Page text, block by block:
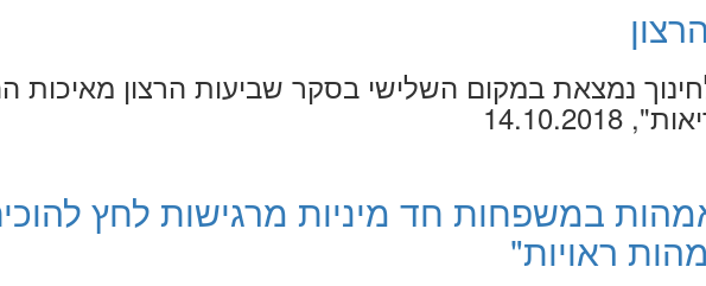
נמצאת במקום השלישי בסקר שביעות הרצון מאיכות
במשפחות חד מיניות מרגישות לחץ
ראויות"